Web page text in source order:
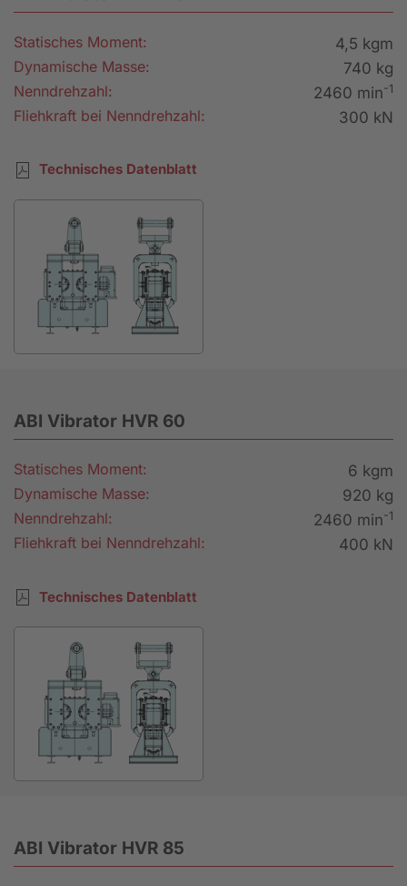
Statisches Moment:
4,5 kgm
Dynamische Masse:
740 kg
Nenndrehzahl:
2460 min-1
Fliehkraft bei Nenndrehzahl: 300 kN
Technisches Datenblatt
ABI Vibrator HVR 60
Statisches Moment:
6 kgm
Dynamische Masse:
920 kg
Nenndrehzahl:
2460 min-1
Fliehkraft bei Nenndrehzahl: 400 kN
Technisches Datenblatt
ABI Vibrator HVR 85